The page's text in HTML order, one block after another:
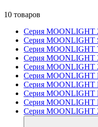
10 товаров
Серия MOONLIGHT
Серия MOONLIGHT
Серия MOONLIGHT
Серия MOONLIGHT
Серия MOONLIGHT
Серия MOONLIGHT
Серия MOONLIGHT
Серия
Серия MOONLIGHT
Серия